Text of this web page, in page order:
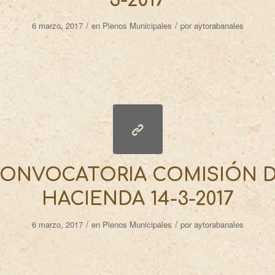
6 marzo, 2017 / en Plenos Municipales / poraytorabanales
COMISIÓN
HACIENDA 14-3-2017
6 marzo, 2017 / en Plenos Municipales / poraytorabanales